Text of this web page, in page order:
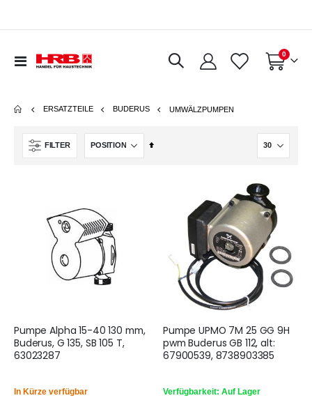
Navigation
Warenkorb
0Artikel
ERSATZTEILE BUDERUS UMWÄLZPUMPEN
FILTER
In
Pumpe Alpha 15-40 130 mm,
Buderus, G 135, SB 105 T,
63023287
In Kürze verfügbar
Pumpe UPMO 7M 25 GG 9H
pwm Buderus GB 112, alt:
67900539, 8738903385
Verfügbarkeit: Auf Lager